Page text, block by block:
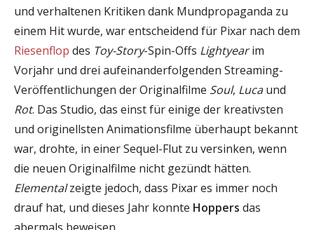
und verhaltenen Kritiken dank Mundpropaganda zu
einem Hit wurde, war entscheidend für Pixar nach dem
Riesenflop des Toy-Story-Spin-Offs Lightyearim
Vorjahr und drei aufeinanderfolgenden Streaming-
Veröffentlichungen der Originalfilme Soul, Lucaund
Rot. Das Studio, das einst für einige der kreativsten
und originellsten Animationsfilme überhaupt bekannt
war, drohte, in einer Sequel-Flut zu versinken, wenn
die neuen Originalfilme nicht gezündt hätten.
Elementalzeigte jedoch, dass Pixar es immer noch
drauf hat, und dieses Jahr konnte Hoppers das
abermals beweisen.